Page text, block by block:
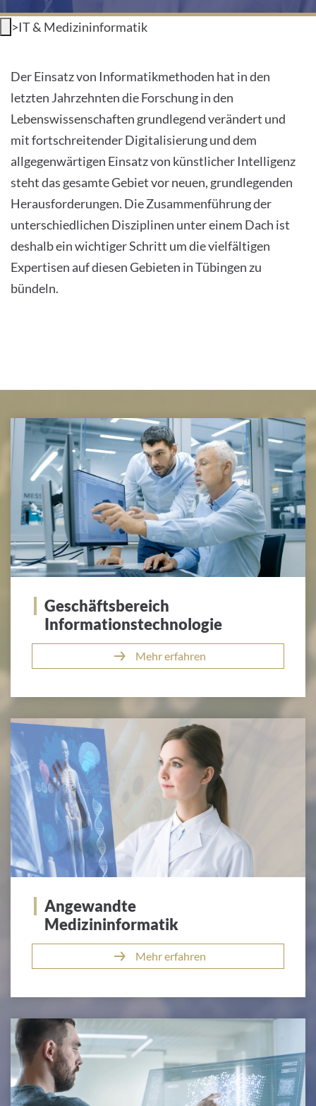
INTERNATIONALE PATIENTEN
LEICHTE SPRACHE
DAS KLINIKUM
PATIENTEN &AMP; BESUCHER
MEDIZINISCHE FAKULTÄT
KARRIERE
LEICHTE SPRACHE
Deutsch
Impressum
Datenschutz
>IT & Medizininformatik
Über uns
Der Einsatz von Informatikmethoden hat in den
letzten Jahrzehnten die Forschung in den
Lebenswissenschaften grundlegend verändert und
mit fortschreitender Digitalisierung und dem
allgegenwärtigen Einsatz von künstlicher Intelligenz
steht das gesamte Gebiet vor neuen, grundlegenden
Herausforderungen. Die Zusammenführung der
unterschiedlichen Disziplinen unter einem Dach ist
deshalb ein wichtiger Schritt um die vielfältigen
Expertisen auf diesen Gebieten in Tübingen zu
bündeln.
Geschäftsbereich
Informationstechnologie
Mehr erfahren
Angewandte
Medizininformatik
Mehr erfahren